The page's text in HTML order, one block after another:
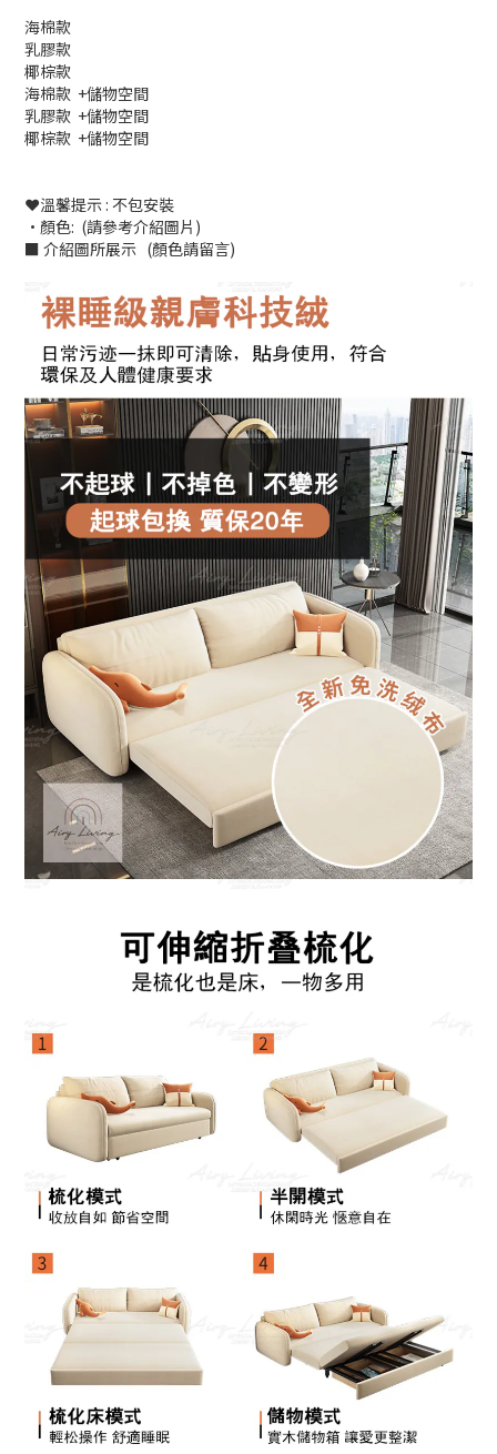
海棉款
乳膠款
椰棕款
海棉款 +儲物空間
乳膠款 +儲物空間
椰棕款 +儲物空間
❤️溫馨提示 : 不包安裝
•顏色: (請參考介紹圖片)
■ 介紹圖所展示 (顏色請留言)